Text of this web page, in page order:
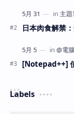
日本肉食解禁
[Notepad++]
Labels